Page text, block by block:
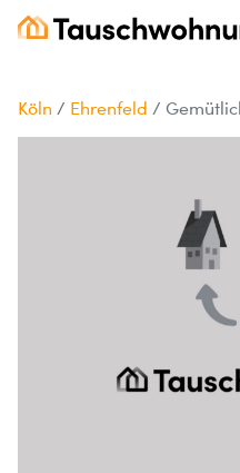
Köln / Ehrenfeld /